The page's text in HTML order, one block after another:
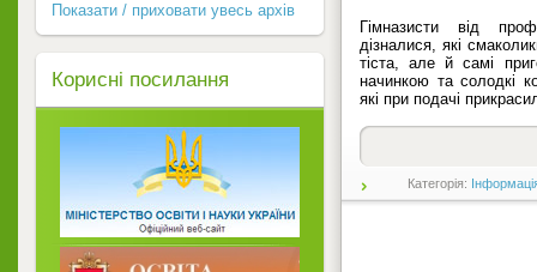
Гімназисти від
дізналися, які
тіста, але й самі
начинкою та солодкі
які при подачі
Категорія:
Показати / приховати увесь архів
Корисні посилання